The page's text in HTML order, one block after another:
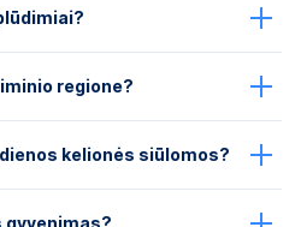
regione?
kelionės siūlomos?
gyvenimas?